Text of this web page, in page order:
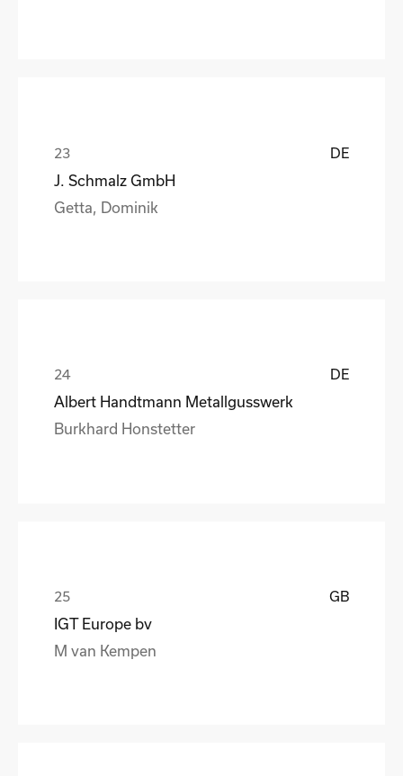
DE
J. Schmalz GmbH
Getta, Dominik
DE
Albert Handtmann Metallgusswerk
Burkhard Honstetter
GB
IGT Europe bv
M van Kempen